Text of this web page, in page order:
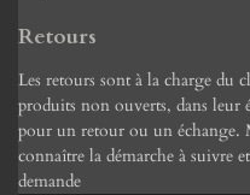
Retours
Les retours sont à la charge du
produits non ouverts, dans leur
pour un retour ou un échange.
connaître la démarche à suivre
demande